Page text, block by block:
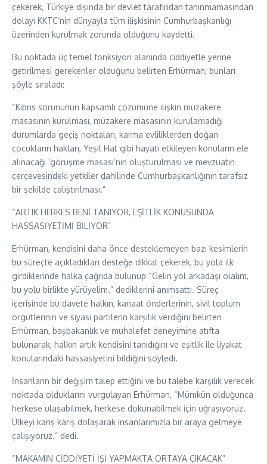
çekerek, Türkiye dışında bir devlet tarafından tanınmamasından
dolayı KKTC’nin dünyayla tüm ilişkisinin Cumhurbaşkanlığı
üzerinden kurulmak zorunda olduğunu kaydetti.
Bu noktada üç temel fonksiyon alanında ciddiyetle yerine
getirilmesi gerekenler olduğunu belirten Erhürman, bunları
şöyle sıraladı:
“Kıbrıs sorununun kapsamlı çözümüne ilişkin müzakere
masasının kurulması, müzakere masasının kurulamadığı
durumlarda geçiş noktaları, karma evliliklerden doğan
çocukların hakları, Yeşil Hat gibi hayatı etkileyen konuların ele
alınacağı ‘görüşme masası’nın oluşturulması ve mevzuatın
çerçevesindeki yetkiler dahilinde Cumhurbaşkanlığının tarafsız
bir şekilde çalıştırılması.”
“ARTIK HERKES BENİ TANIYOR, EŞİTLİK KONUSUNDA
HASSASİYETİMİ BİLİYOR”
Erhürman, kendisini daha önce desteklemeyen bazı kesimlerin
bu süreçte açıkladıkları desteğe dikkat çekerek, bu yola ilk
girdiklerinde halka çağrıda bulunup “Gelin yol arkadaşı olalım,
bu yolu birlikte yürüyelim.” dediklerini anımsattı. Süreç
içerisinde bu davete halkın, kanaat önderlerinin, sivil toplum
örgütlerinin ve siyasi partilerin karşılık verdiğini belirten
Erhürman, başbakanlık ve muhalefet deneyimine atıfta
bulunarak, halkın artık kendisini tanıdığını ve eşitlik ile liyakat
konularındaki hassasiyetini bildiğini söyledi.
İnsanların bir değişim talep ettiğini ve bu talebe karşılık verecek
noktada olduklarını vurgulayan Erhürman, “Mümkün olduğunca
herkese ulaşabilmek, herkese dokunabilmek için uğraşıyoruz.
Ülkeyi karış karış dolaşarak insanlarımızla bir araya gelmeye
çalışıyoruz.” dedi.
“MAKAMIN CİDDİYETİ İŞİ YAPMAKTA ORTAYA ÇIKACAK”